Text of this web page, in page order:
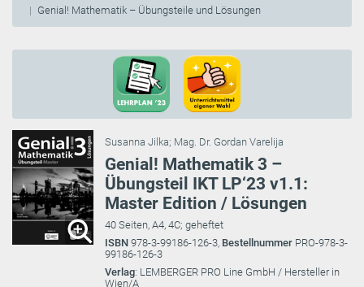
Genial! Mathematik – Übungsteile und Lösungen
Susanna Jilka; Mag. Dr. Gordan Varelija
Genial! Mathematik 3 –
Übungsteil IKT LP‘23 v1.1:
Master Edition / Lösungen
40 Seiten, A4, 4C; geheftet
ISBN 978-3-99186-126-3, Bestellnummer PRO-978-3-
99186-126-3
Verlag: LEMBERGER PRO Line GmbH / Hersteller in
Wien/A